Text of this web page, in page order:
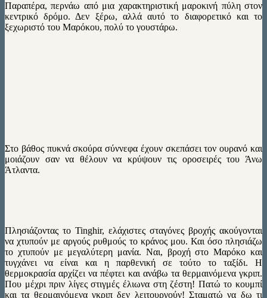
Παραπέρα, περνάω από μια χαρακτηριστική μαροκινή πύλη στον
κεντρικό δρόμο. Δεν ξέρω, αλλά αυτό το διαφορετικό και το
ξεχωριστό του Μαρόκου, πολύ το γουστάρω.
Στο βάθος πυκνά σκούρα σύννεφα έχουν σκεπάσει τον ουρανό και
μοιάζουν σαν να θέλουν να κρύψουν τις οροσειρές του Άνω
Άτλαντα.
Πλησιάζοντας το Tinghir, ελάχιστες σταγόνες βροχής ακούγονται
να χτυπούν με αργούς ρυθμούς το κράνος μου. Και όσο πλησιάζω
το χτυπούν με μεγαλύτερη μανία. Ναι, βροχή στο Μαρόκο και
τυγχάνει να είναι και η παρθενική σε τούτο το ταξίδι. Η
θερμοκρασία αρχίζει να πέφτει και ανάβω τα θερμαινόμενα γκριπ.
Που μέχρι πριν λίγες στιγμές έλιωνα στη ζέστη! Πατώ το κουμπί
και τα θερμαινόμενα γκριπ δεν λειτουργούν! Σταματώ να δω τι